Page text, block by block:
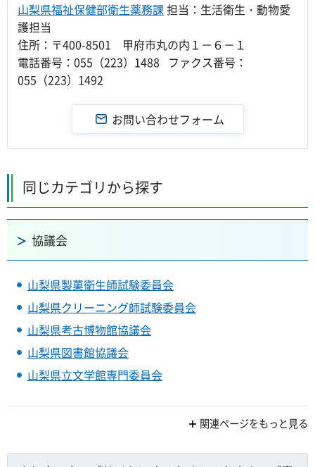
山梨県福祉保健部衛生薬務課担当：生活衛生・動物愛
護担当
住所：〒400-8501 甲府市丸の内１－６－１
電話番号：055（223）1488 ファクス番号：
055（223）1492
同じカテゴリから探す
協議会
山梨県製菓衛生師試験委員会
山梨県クリーニング師試験委員会
山梨県考古博物館協議会
山梨県図書館協議会
山梨県立文学館専門委員会
関連ページをもっと見る